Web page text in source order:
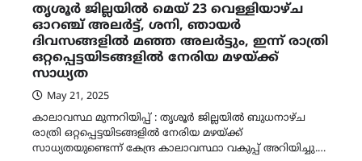
തൃശൂർ ജില്ലയിൽ മെയ് 23 വെള്ളിയാഴ്ച
ഓറഞ്ച് അലർട്ട്, ശനി, ഞായർ
ദിവസങ്ങളിൽ മഞ്ഞ അലർട്ടും, ഇന്ന് രാത്രി
ഒറ്റപ്പെട്ടയിടങ്ങളിൽ നേരിയ മഴയ്ക്ക്‌
സാധ്യത
May 21, 2025
കാലാവസ്ഥ മുന്നറിയിപ്പ് : തൃശൂർ ജില്ലയിൽ ബുധനാഴ്ച
രാത്രി ഒറ്റപ്പെട്ടയിടങ്ങളിൽ നേരിയ മഴയ്ക്ക്‌
സാധ്യതയുണ്ടെന്ന് കേന്ദ്ര കാലാവസ്ഥാ വകുപ്പ് അറിയിച്ചു.…